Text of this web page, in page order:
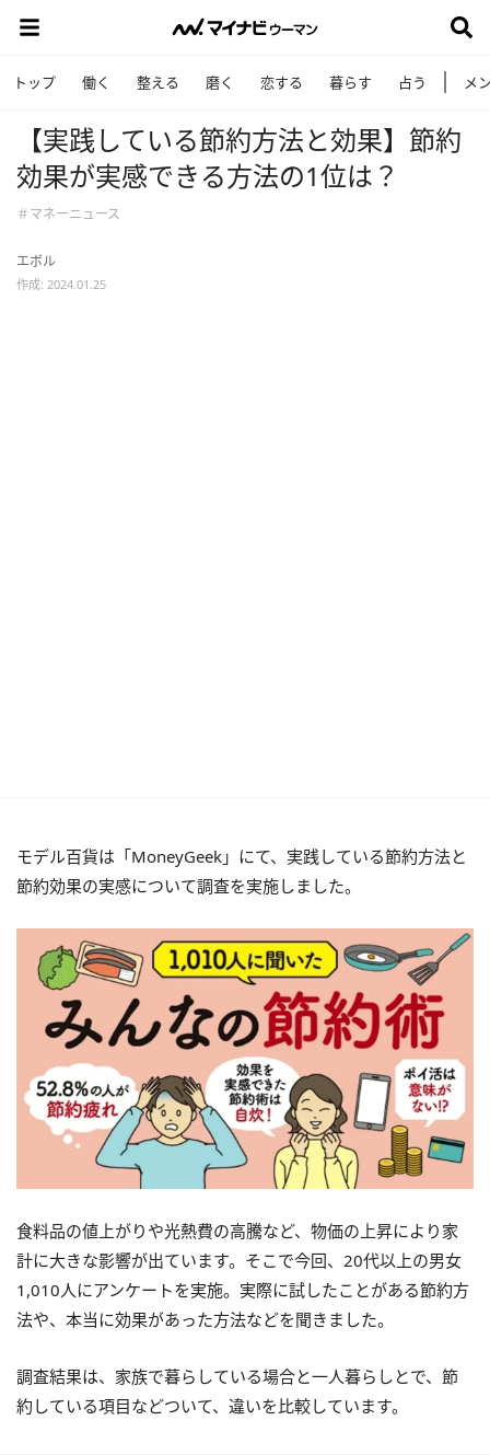
トップ 働く 整える 磨く 恋する 暮らす 占う メ
【実践している節約方法と効果】節約
効果が実感できる方法の1位は？
＃マネーニュース
エボル
作成: 2024.01.25
モデル百貨は「MoneyGeek」にて、実践している節約方法と
節約効果の実感について調査を実施しました。
食料品の値上がりや光熱費の高騰など、物価の上昇により家
計に大きな影響が出ています。そこで今回、20代以上の男女
1,010人にアンケートを実施。実際に試したことがある節約方
法や、本当に効果があった方法などを聞きました。
調査結果は、家族で暮らしている場合と一人暮らしとで、節
約している項目などついて、違いを比較しています。